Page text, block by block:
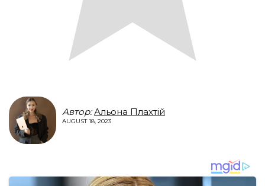
Автор: Альона Плахтій
AUGUST 18, 2023